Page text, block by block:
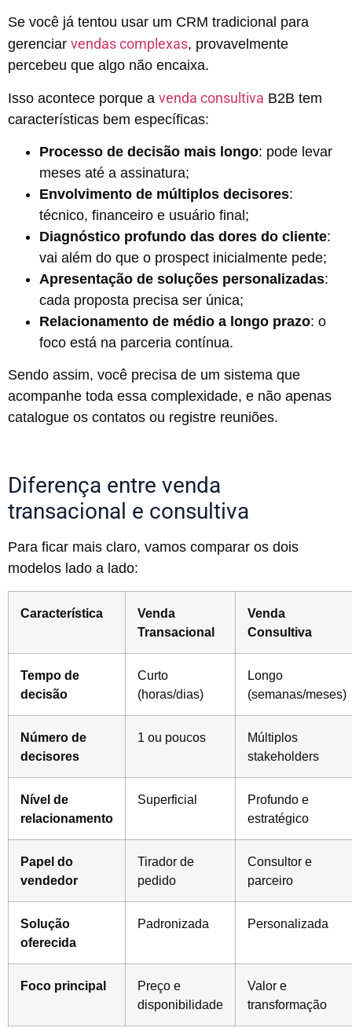
Se você já tentou usar um CRM tradicional para
gerenciar vendas complexas, provavelmente
percebeu que algo não encaixa.
Isso acontece porque a venda consultiva B2B tem
características bem específicas:
Processo de decisão mais longo: pode levar
meses até a assinatura;
Envolvimento de múltiplos decisores:
técnico, financeiro e usuário final;
Diagnóstico profundo das dores do cliente:
vai além do que o prospect inicialmente pede;
Apresentação de soluções personalizadas:
cada proposta precisa ser única;
Relacionamento de médio a longo prazo: o
foco está na parceria contínua.
Sendo assim, você precisa de um sistema que
acompanhe toda essa complexidade, e não apenas
catalogue os contatos ou registre reuniões.
Diferença entre venda
transacional e consultiva
Para ficar mais claro, vamos comparar os dois
modelos lado a lado:
Característica
Venda
Transacional
Venda
Consultiva
Tempo de
decisão
Curto
(horas/dias)
Longo
(semanas/meses)
Número de
decisores
1 ou poucos
Múltiplos
stakeholders
Nível de
relacionamento
Superficial
Profundo e
estratégico
Papel do
vendedor
Tirador de
pedido
Consultor e
parceiro
Solução
oferecida
Padronizada Personalizada
Foco principal
Preço e
disponibilidade
Valor e
transformação